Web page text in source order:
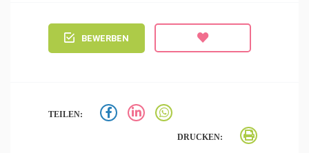
BEWERBEN
TEILEN:
DRUCKEN: